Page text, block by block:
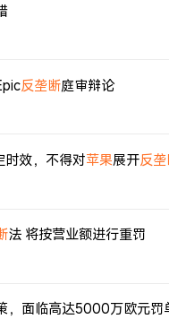
反垄断庭审辩论
效，不得对苹果展开反
法 将按营业额进行重罚
，面临高达5000万欧元罚